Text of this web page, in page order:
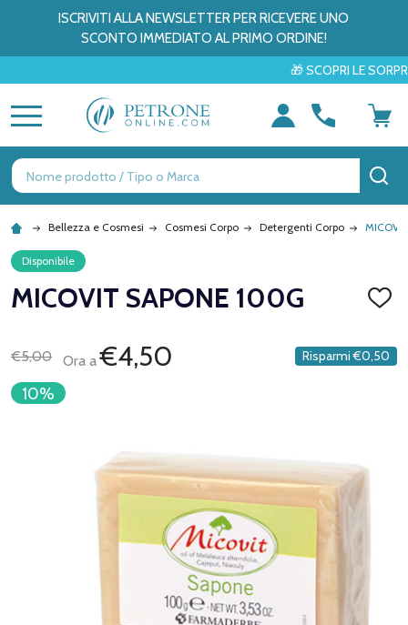
ISCRIVITI ALLA NEWSLETTER PER RICEVERE UNO
SCONTO IMMEDIATO AL PRIMO ORDINE!
🎁 SCOPRI LE SORPRESE
Ricerca
Bellezza e Cosmesi Cosmesi Corpo Detergenti Corpo
Disponibile
MICOVIT SAPONE 100G
DEI
€5,00 Ora a€4,50 Risparmi €0,50
10%